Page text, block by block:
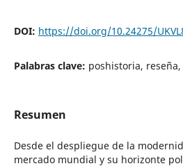
DOI: https://doi.org/10.24275/
Palabras clave: poshistoria,
Resumen
Desde el despliegue de la
mercado mundial y su horizonte